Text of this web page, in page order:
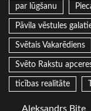
par lūgšanu
Pāvila vēstules
Svētais Vakarēdiens
Svēto Rakstu
ticības realitāte
Aleksandrs Bite